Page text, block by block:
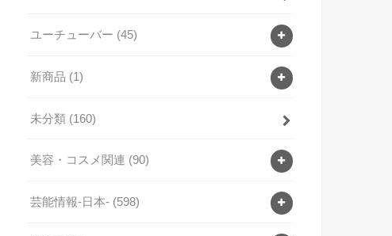
ユーチューバー (45)
新商品 (1)
未分類 (160)
美容・コスメ関連 (90)
芸能情報-日本- (598)